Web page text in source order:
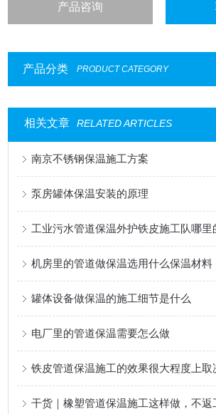
产品咨询
产品分类 PRODUCT CATEGORY
相关文章 RELATED ARTICLES
南京不锈钢保温施工方案
泵房罐体保温安装的原理
工业污水管道保温外护铁皮施工队哪里
机房里的管道做保温选用什么保温材料
罐体设备做保温的施工细节是什么
电厂里的管道保温需要怎么做
铁皮管道保温施工的效果很大程度上取
干货｜橡塑管道保温施工这样做，不返